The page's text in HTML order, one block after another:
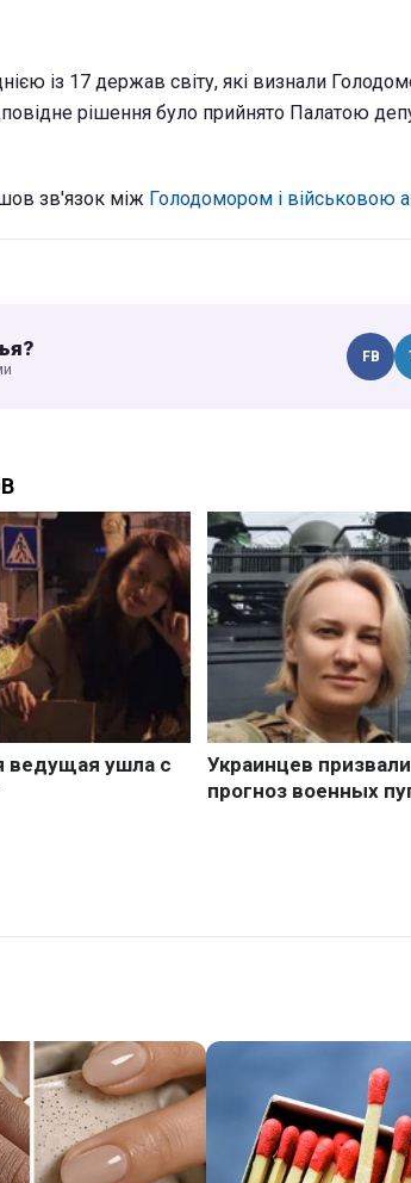
із 17 держав світу, які визнали
рішення було прийнято Палатою
зв'язок між Голодомором і військовою
FB